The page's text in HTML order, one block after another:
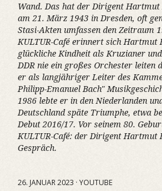
Wand. Das hat der Dirigent Hartmut
am 21. März 1943 in Dresden, oft
Stasi-Akten umfassen den Zeitraum
KULTUR-Café erinnert sich Hartmut
glückliche Kindheit als Kruzianer
DDR nie ein großes Orchester leiten
er als langjähriger Leiter des
Philipp-Emanuel Bach"
1986 lebte er in den Niederlanden
Deutschland späte Triumphe, etwa
Debut 2016/17. Vor seinem 80.
KULTUR-Café: der Dirigent Hartmut
Gespräch.
26. JANUAR 2023 · YOUTUBE